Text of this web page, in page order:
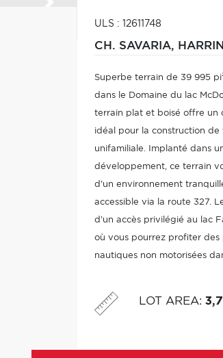
ULS : 12611748
CH. SAVARIA,
Superbe terrain de 39 995
dans le Domaine du lac
terrain plat et boisé offre un
idéal pour la construction
unifamiliale. Implanté dans
développement, ce terrain
d'un environnement
accessible via la route 327.
d'un accès privilégié au lac
où vous pourrez profiter
nautiques non motorisées
LOT AREA: